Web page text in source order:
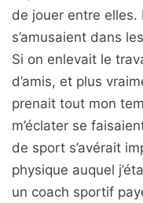
de jouer entre elles.
s’amusaient dans
Si on enlevait le
d’amis, et plus
prenait tout mon
m’éclater se
de sport s’avérait
physique auquel
un coach sportif